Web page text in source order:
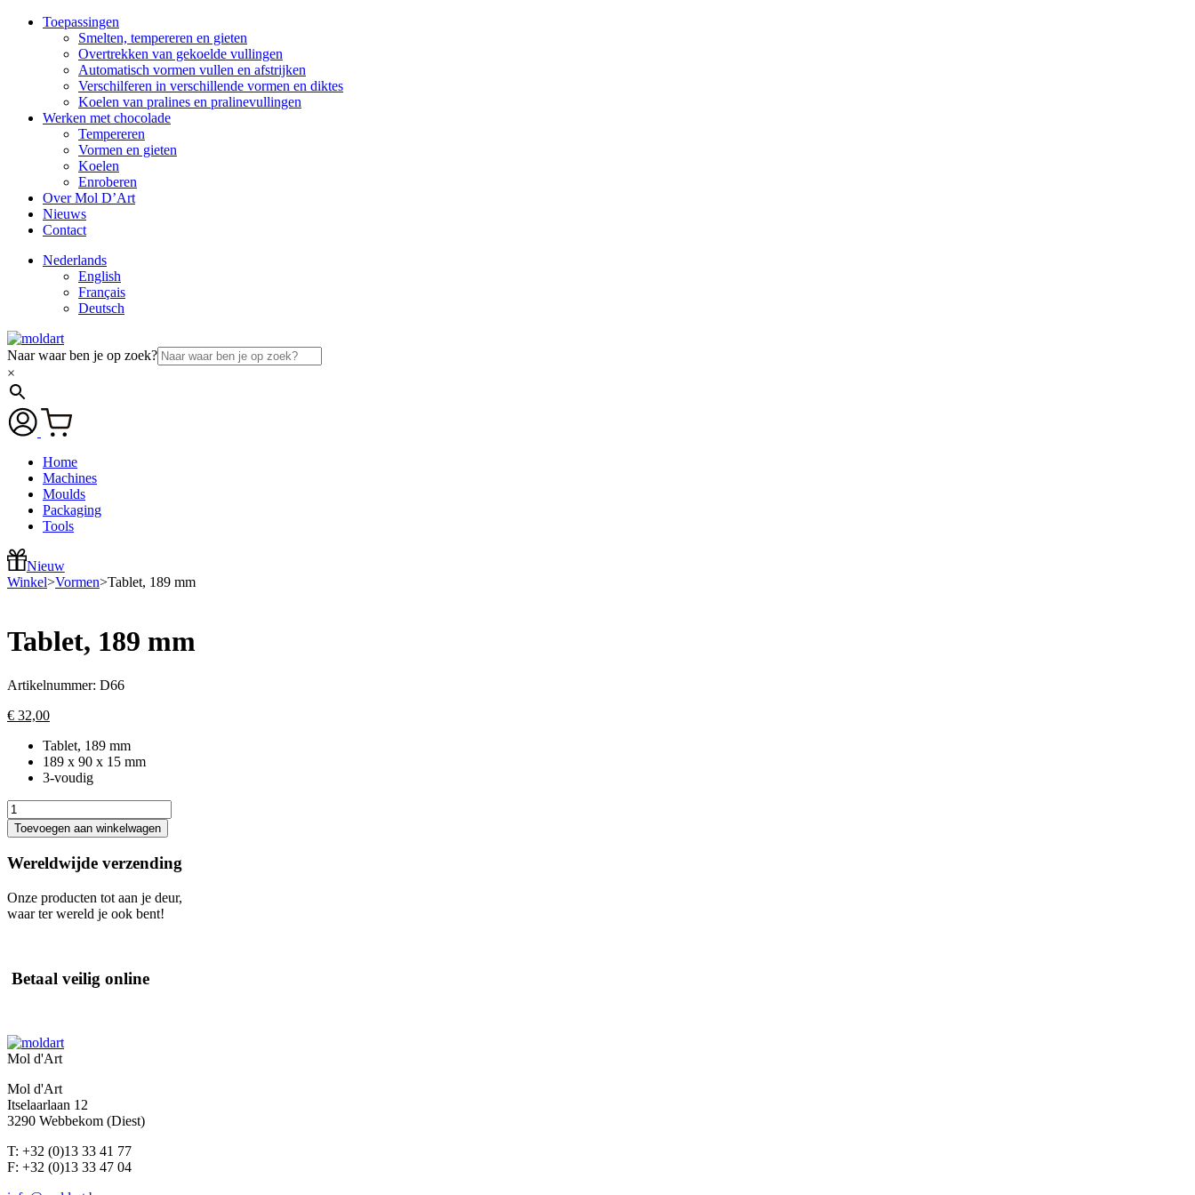
Toepassingen
Smelten, tempereren en gieten
Overtrekken van gekoelde vullingen
Automatisch vormen vullen en afstrijken
Verschilferen in verschillende vormen en diktes
Koelen van pralines en pralinevullingen
Werken met chocolade
Tempereren
Vormen en gieten
Koelen
Enroberen
Over Mol D’Art
Nieuws
Contact
Nederlands
English
Français
Deutsch
Naar waar ben je op zoek?
×
Home
Machines
Moulds
Packaging
Tools
Nieuw
Winkel>Vormen>Tablet, 189 mm
Tablet, 189 mm
Artikelnummer: D66
€ 32,00
Tablet, 189 mm
189 x 90 x 15 mm
3-voudig
Tablet,
189
mm
aantal
Toevoegen aan winkelwagen
Wereldwijde verzending
Onze producten tot aan je deur,
waar ter wereld je ook bent!
Betaal veilig online
Mol d'Art
Mol d'Art
Itselaarlaan 12
3290 Webbekom (Diest)
T: +32 (0)13 33 41 77
F: +32 (0)13 33 47 04